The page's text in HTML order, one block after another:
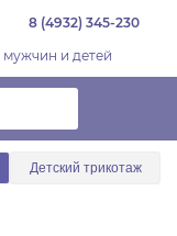
8 (4932) 345-230
и детей
Детский трикотаж